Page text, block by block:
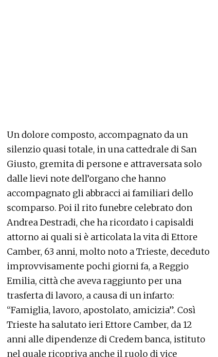
Un dolore composto, accompagnato da un
silenzio quasi totale, in una cattedrale di San
Giusto, gremita di persone e attraversata solo
dalle lievi note dell’organo che hanno
accompagnato gli abbracci ai familiari dello
scomparso. Poi il rito funebre celebrato don
Andrea Destradi, che ha ricordato i capisaldi
attorno ai quali si è articolata la vita di Ettore
Camber, 63 anni, molto noto a Trieste, deceduto
improvvisamente pochi giorni fa, a Reggio
Emilia, città che aveva raggiunto per una
trasferta di lavoro, a causa di un infarto:
“Famiglia, lavoro, apostolato, amicizia”. Così
Trieste ha salutato ieri Ettore Camber, da 12
anni alle dipendenze di Credem banca, istituto
nel quale ricopriva anche il ruolo di vice